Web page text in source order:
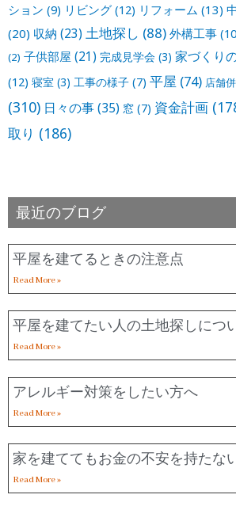
ション (9) リビング (12) リフォーム (13)
(20) 収納 (23) 土地探し (88) 外構工事
(2) 子供部屋 (21) 完成見学会 (3) 家づくり
(12) 寝室 (3) 工事の様子 (7) 平屋 (74) 店舗
(310) 日々の事(35) 窓 (7) 資金計画
取り (186)
最近のブログ
平屋を建てるときの注意点
Read More »
平屋を建てたい人の土地探しにつ
Read More »
アレルギー対策をしたい方へ
Read More »
家を建ててもお金の不安を持たな
Read More »